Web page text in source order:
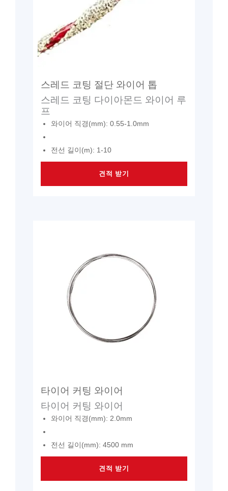
스레드 코팅 절단 와이어 톱
스레드 코팅 다이아몬드 와이어 루
프
와이어 직경(mm): 0.55-1.0mm
전선 길이(m): 1-10
견적 받기
타이어 커팅 와이어
타이어 커팅 와이어
와이어 직경(mm): 2.0mm
전선 길이(mm): 4500 mm
견적 받기